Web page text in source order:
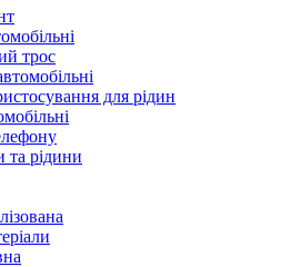
трос
для рідин
та рідини